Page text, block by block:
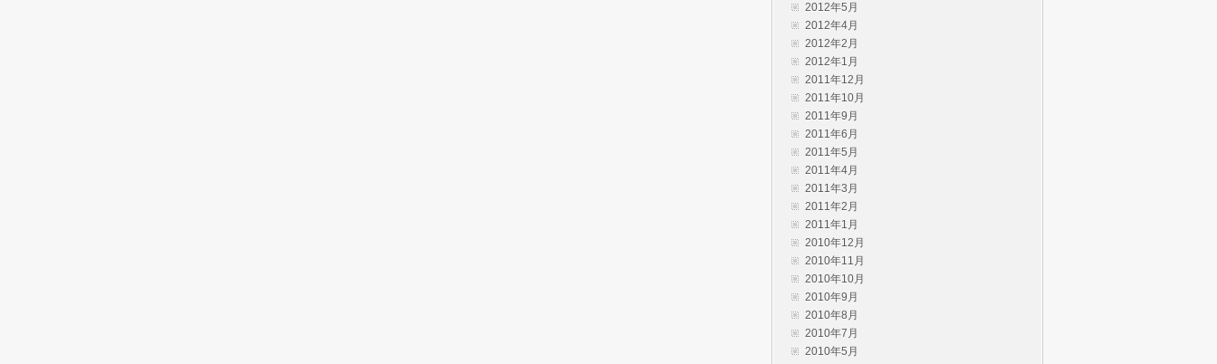
2012年5月
2012年4月
2012年2月
2012年1月
2011年12月
2011年10月
2011年9月
2011年6月
2011年5月
2011年4月
2011年3月
2011年2月
2011年1月
2010年12月
2010年11月
2010年10月
2010年9月
2010年8月
2010年7月
2010年5月